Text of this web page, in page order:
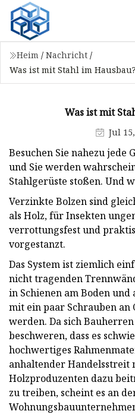
Heim / Nachricht /
Was ist mit Stahl im Hausbau?
Was ist mit
Jul
Besuchen Sie nahezu jede
und Sie werden
Stahlgerüste stoßen. Und
Verzinkte Bolzen sind
als Holz, für Insekten
verrottungsfest und
vorgestanzt.
Das System ist ziemlich
nicht tragenden
in Schienen am Boden und
mit ein paar Schrauben
werden. Da sich
beschweren, dass es
hochwertiges
anhaltender Handelsstreit
Holzproduzenten dazu
zu treiben, scheint es an